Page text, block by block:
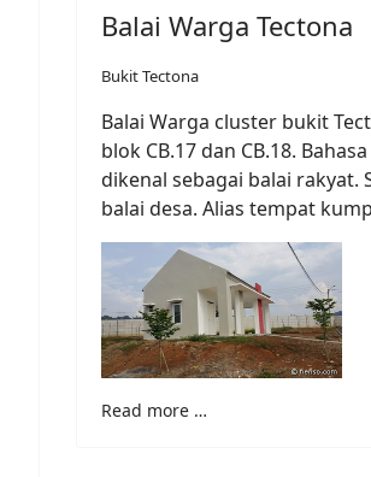
Balai Warga Tectona
Bukit Tectona
Balai Warga cluster bukit
blok CB.17 dan CB.18.
dikenal sebagai balai rakyat.
balai desa. Alias tempat
Read more …